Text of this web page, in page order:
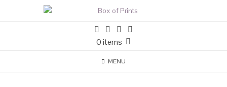
0 items
MENU